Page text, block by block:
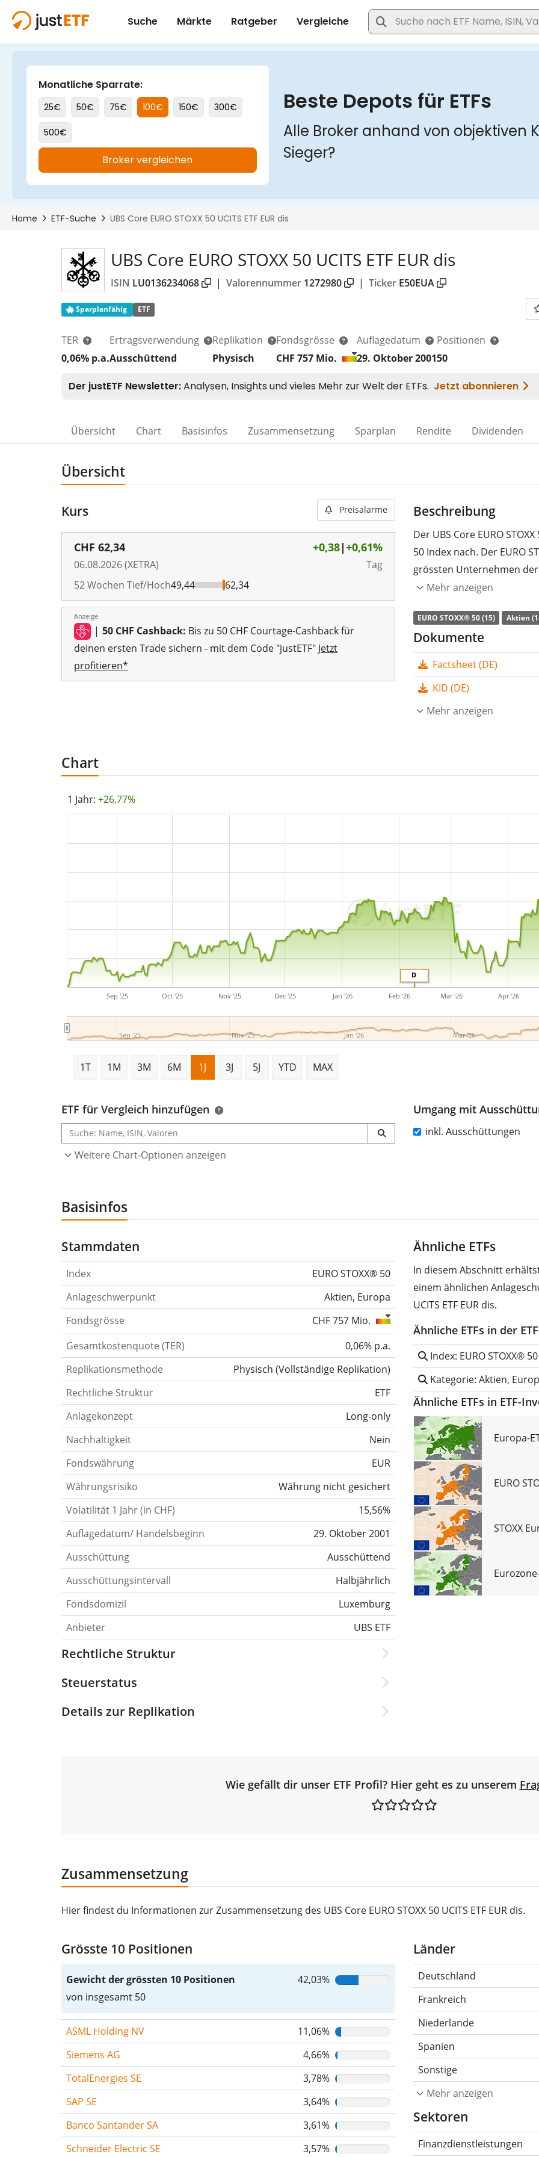
UBS Core EURO STOXX 50 UCITS ETF EUR dis
ISIN LU0136234068 | Valorennummer 1272980 | Ticker E50EUA
Sparplanfähig ETF
TER
0,06% p.a.
Ertragsverwendung
Ausschüttend
Replikation
Physisch
Fondsgrösse
CHF 757 Mio.
Auflagedatum
29. Oktober 2001
Positionen
50
Übersicht Chart Basisinfos Zusammensetzung Sparplan Rendite Dividenden
Übersicht
Kurs Preisalarme
CHF 62,34
06.08.2026 (XETRA)
+0,38|+0,61%
Tag
52 Wochen Tief/Hoch49,44 62,34
Anzeige
| 50 CHF Cashback: Bis zu 50 CHF Courtage-Cashback für
deinen ersten Trade sichern - mit dem Code "justETF" Jetzt
profitieren*
Beschreibung
Der UBS Core EURO
50 Index nach. Der EURO
grössten Unternehmen
die Wertentwicklung des
aller Indexbestandteile)
Der UBS Core EURO
757 Mio. CHF
Luxemburg aufgelegt
Mehr anzeigen
EURO STOXX® 50 (15) Aktien
Dokumente
Factsheet (DE)
KID (DE)
Mehr anzeigen
Chart
1 Jahr: +26,77%
D
Sep '25 Oct '25 Nov '25 Dec '25 Jan '26 Feb '26 Mar '26 Apr '26
Sep '25 Nov '25 Jan '26 Mar '26
1T 1M 3M 6M 1J 3J 5J YTD MAX
ETF für Vergleich hinzufügen Umgang mit
inkl. Ausschüttungen
Weitere Chart-Optionen anzeigen
Basisinfos
Stammdaten
Index
EURO STOXX® 50
Anlageschwerpunkt
Aktien, Europa
Fondsgrösse
CHF 757 Mio.
Gesamtkostenquote (TER)
0,06% p.a.
Replikationsmethode
Physisch (Vollständige Replikation)
Rechtliche Struktur
ETF
Anlagekonzept
Long-only
Nachhaltigkeit
Nein
Fondswährung
EUR
Währungsrisiko
Währung nicht gesichert
Volatilität 1 Jahr (in CHF)
15,56%
Auflagedatum/ Handelsbeginn
29. Oktober 2001
Ausschüttung
Ausschüttend
Ausschüttungsintervall
Halbjährlich
Fondsdomizil
Luxemburg
Anbieter
UBS ETF
Rechtliche Struktur
Steuerstatus
Details zur Replikation
Ähnliche ETFs
In diesem Abschnitt
einem ähnlichen
UCITS ETF EUR dis.
Ähnliche ETFs in der
Index: EURO STOXX® 50
Kategorie: Aktien,
Ähnliche ETFs in ETF-
Europa-
EURO
STOXX
Wie gefällt dir unser ETF Profil? Hier geht es zu unserem
Zusammensetzung
Hier findest du Informationen zur Zusammensetzung des UBS Core EURO STOXX 50 UCITS ETF EUR dis.
Grösste 10 Positionen
Gewicht der grössten 10 Positionen
von insgesamt 50
42,03%
ASML Holding NV
11,06%
Siemens AG
4,66%
TotalEnergies SE
3,78%
SAP SE
3,64%
Banco Santander SA
3,61%
Schneider Electric SE
3,57%
Länder
Deutschland
Frankreich
Niederlande
Spanien
Sonstige
Mehr anzeigen
Sektoren
Finanzdienstleistungen